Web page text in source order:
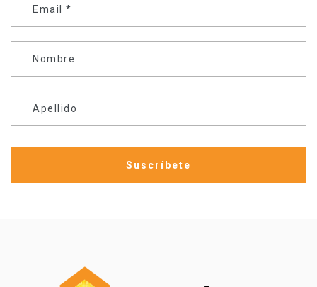
Email *
Nombre
Apellido